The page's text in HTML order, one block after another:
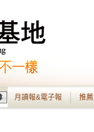
月讀報&電子報 推